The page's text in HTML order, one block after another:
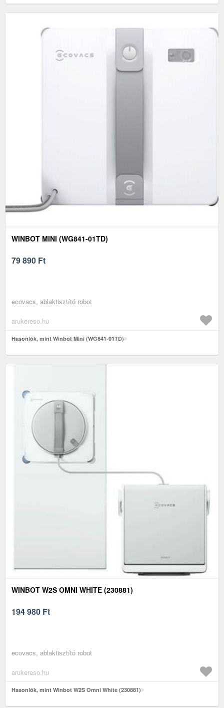
WINBOT MINI (WG841-01TD)
79 890 Ft
ecovacs, ablaktisztító robot
arukereso.hu
Hasonlók, mint Winbot Mini (WG841-01TD)
WINBOT W2S OMNI WHITE (230881)
194 980 Ft
ecovacs, ablaktisztító robot
arukereso.hu
Hasonlók, mint Winbot W2S Omni White (230881)